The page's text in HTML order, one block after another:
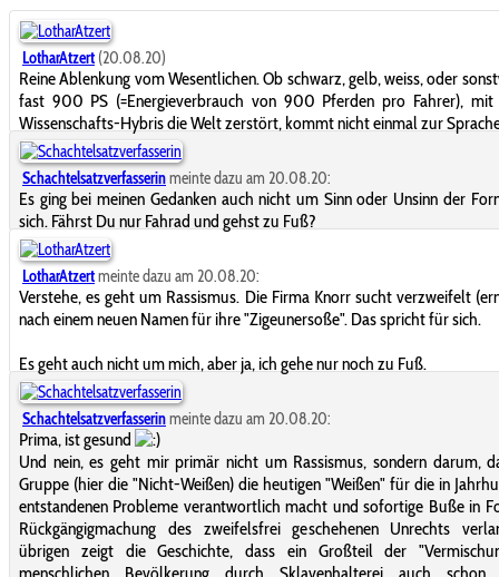
LotharAtzert (20.08.20)
Reine Ablenkung vom Wesentlichen. Ob schwarz, gelb, weiss, oder
fast 900 PS (=Energieverbrauch von 900 Pferden pro Fahrer),
Wissenschafts-Hybris die Welt zerstört, kommt nicht einmal zur
Schachtelsatzverfasserinmeinte dazu am 20.08.20:
Es ging bei meinen Gedanken auch nicht um Sinn oder Unsinn der
sich. Fährst Du nur Fahrad und gehst zu Fuß?
LotharAtzertmeinte dazu am 20.08.20:
Verstehe, es geht um Rassismus. Die Firma Knorr sucht verzweifelt
nach einem neuen Namen für ihre "Zigeunersoße". Das spricht für sich.
Es geht auch nicht um mich, aber ja, ich gehe nur noch zu Fuß.
Schachtelsatzverfasserinmeinte dazu am 20.08.20:
Prima, ist gesund
Und nein, es geht mir primär nicht um Rassismus, sondern darum,
Gruppe (hier die "Nicht-Weißen) die heutigen "Weißen" für die in
entstandenen Probleme verantwortlich macht und sofortige Buße in
Rückgängigmachung des zweifelsfrei geschehenen Unrechts
übrigen zeigt die Geschichte, dass ein Großteil der
menschlichen Bevölkerung durch Sklavenhalterei auch